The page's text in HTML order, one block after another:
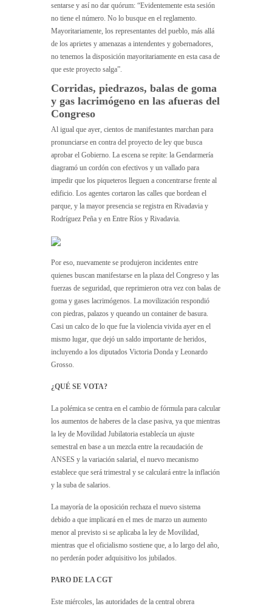
sentarse y así no dar quórum: “Evidentemente esta sesión
no tiene el número. No lo busque en el reglamento.
Mayoritariamente, los representantes del pueblo, más allá
de los aprietes y amenazas a intendentes y gobernadores,
no tenemos la disposición mayoritariamente en esta casa de
que este proyecto salga”.
Corridas, piedrazos, balas de goma
y gas lacrimógeno en las afueras del
Congreso
Al igual que ayer, cientos de manifestantes marchan para
pronunciarse en contra del proyecto de ley que busca
aprobar el Gobierno. La escena se repite: la Gendarmería
diagramó un cordón con efectivos y un vallado para
impedir que los piqueteros lleguen a concentrarse frente al
edificio. Los agentes cortaron las calles que bordean el
parque, y la mayor presencia se registra en Rivadavia y
Rodríguez Peña y en Entre Ríos y Rivadavia.
Por eso, nuevamente se produjeron incidentes entre
quienes buscan manifestarse en la plaza del Congreso y las
fuerzas de seguridad, que reprimieron otra vez con balas de
goma y gases lacrimógenos. La movilización respondió
con piedras, palazos y queando un container de basura.
Casi un calco de lo que fue la violencia vivida ayer en el
mismo lugar, que dejó un saldo importante de heridos,
incluyendo a los diputados Victoria Donda y Leonardo
Grosso.
¿QUÉ SE VOTA?
La polémica se centra en el cambio de fórmula para calcular
los aumentos de haberes de la clase pasiva, ya que mientras
la ley de Movilidad Jubilatoria establecía un ajuste
semestral en base a un mezcla entre la recaudación de
ANSES y la variación salarial, el nuevo mecanismo
establece que será trimestral y se calculará entre la inflación
y la suba de salarios.
La mayoría de la oposición rechaza el nuevo sistema
debido a que implicará en el mes de marzo un aumento
menor al previsto si se aplicaba la ley de Movilidad,
mientras que el oficialismo sostiene que, a lo largo del año,
no perderán poder adquisitivo los jubilados.
PARO DE LA CGT
Este miércoles, las autoridades de la central obrera